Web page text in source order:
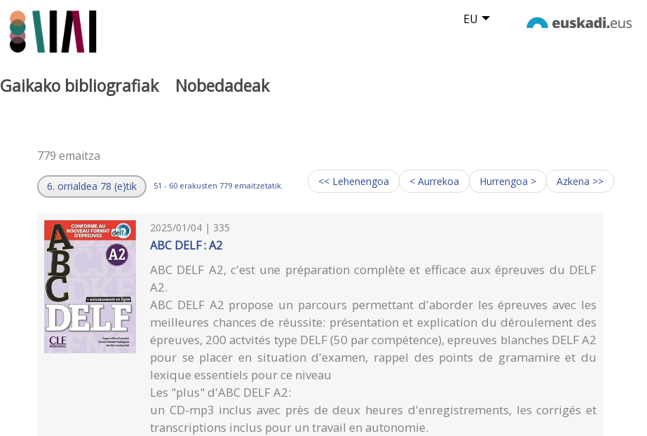
EU
Gaikako bibliografiak Nobedadeak
779 emaitza
6. orrialdea 78 (e)tik 51 - 60 erakusten 779 emaitzetatik. << Lehenengoa < Aurrekoa Hurrengoa > Azkena >>
2025/01/04 | 335
ABC DELF : A2
ABC DELF A2, c'est une préparation complète et efficace aux épreuves du DELF
A2.
ABC DELF A2 propose un parcours permettant d'aborder les épreuves avec les
meilleures chances de réussite: présentation et explication du déroulement des
épreuves, 200 actvités type DELF (50 par compétence), epreuves blanches DELF A2
pour se placer en situation d'examen, rappel des points de gramamire et du
lexique essentiels pour ce niveau
Les "plus" d'ABC DELF A2:
un CD-mp3 inclus avec près de deux heures d'enregistrements, les corrigés et
transcriptions inclus pour un travail en autonomie.